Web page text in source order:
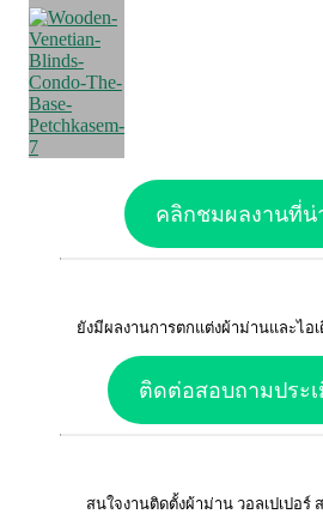
คลิกชมผลงานที่น่
ยังมีผลงานการตกแต่งผ้าม่านและไอ
ติดต่อสอบถามประ
สนใจงานติดตั้งผ้าม่าน วอลเปเปอร์